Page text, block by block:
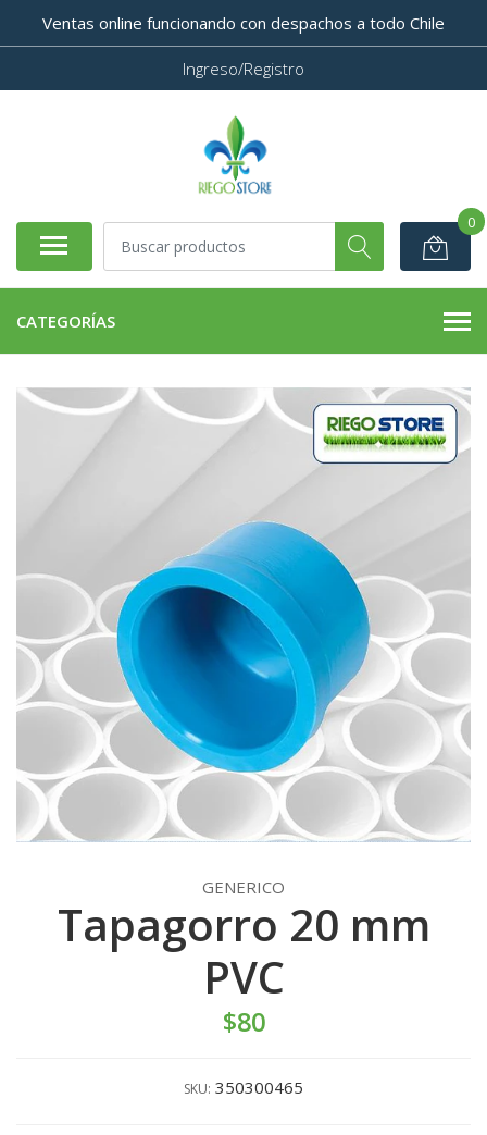
Ventas online funcionando con despachos a todo Chile
Ingreso/Registro
0
CATEGORÍAS
GENERICO
Tapagorro 20 mm
PVC
$80
SKU: 350300465